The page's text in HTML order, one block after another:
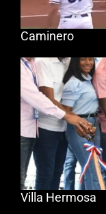
Caminero
Villa Hermosa